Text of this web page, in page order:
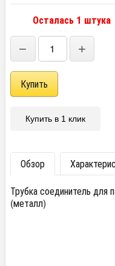
Осталась 1 штука
− +
Купить в 1 клик
Обзор
Трубка соединитель
(металл)